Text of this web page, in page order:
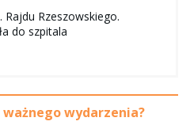
Rzeszowskiego.
do szpitala
ważnego wydarzenia?